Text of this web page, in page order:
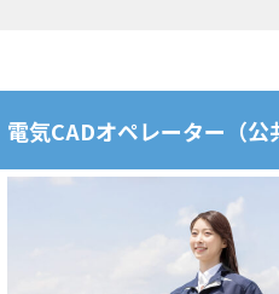
電気CADオペレーター（